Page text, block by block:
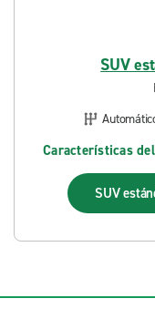
SUV
Características
SUV